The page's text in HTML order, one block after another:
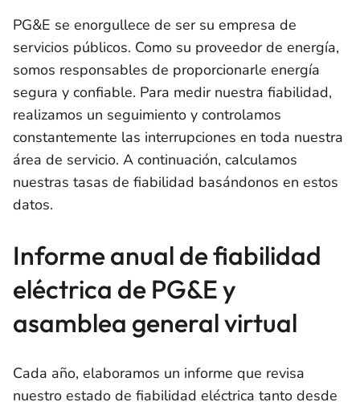
PG&E se enorgullece de ser su empresa de
servicios públicos. Como su proveedor de energía,
somos responsables de proporcionarle energía
segura y confiable. Para medir nuestra fiabilidad,
realizamos un seguimiento y controlamos
constantemente las interrupciones en toda nuestra
área de servicio. A continuación, calculamos
nuestras tasas de fiabilidad basándonos en estos
datos.
Informe anual de fiabilidad
eléctrica de PG&E y
asamblea general virtual
Cada año, elaboramos un informe que revisa
nuestro estado de fiabilidad eléctrica tanto desde